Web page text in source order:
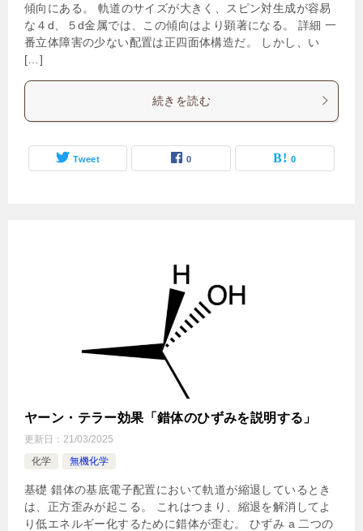
傾向にある。 軌道のサイズが大きく、スピン対生成が容易
な４d、５d金属では、この傾向はより顕著になる。 詳細 一
番立体障害の少ない配置は正四面体構造だ。 しかし、い
[…]
続きを読む
Tweet 0 0
ヤーン・テラー効果「錯体のひずみを説明する」
更新日： 21/03/2025
化学
無機化学
基礎 錯体の基底電子配置において軌道が縮退しているとき
は、正方歪みが起こる。 これはつまり、縮退を解消してよ
り低エネルギー化するために錯体が歪む。 ひずみ a 二つの